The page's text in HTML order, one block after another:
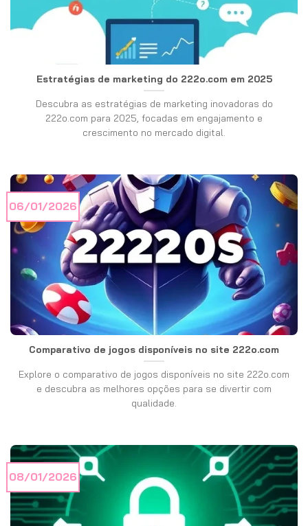
Estratégias de marketing do 222o.com em 2025
Descubra as estratégias de marketing inovadoras do
222o.com para 2025, focadas em engajamento e
crescimento no mercado digital.
Comparativo de jogos disponíveis no site 222o.com
Explore o comparativo de jogos disponíveis no site 222o.com
e descubra as melhores opções para se divertir com
qualidade.
06/01/2026
08/01/2026